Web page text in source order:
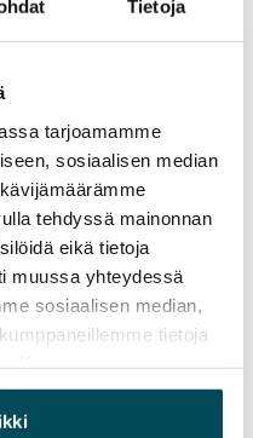
Tietoja
tarjoamamme
sosiaalisen median
tehdyssä mainonnan
eikä tietoja
muussa yhteydessä
sosiaalisen median,
tietoja
joita olet antanut
käyttänyt heidän